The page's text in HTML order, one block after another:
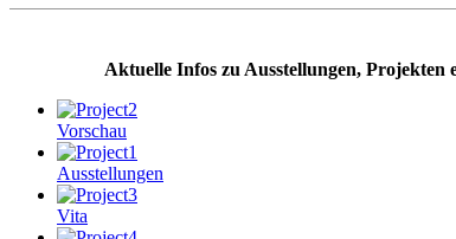
Aktuelle Infos zu Ausstellungen, Projekten
Vorschau
Ausstellungen
Vita